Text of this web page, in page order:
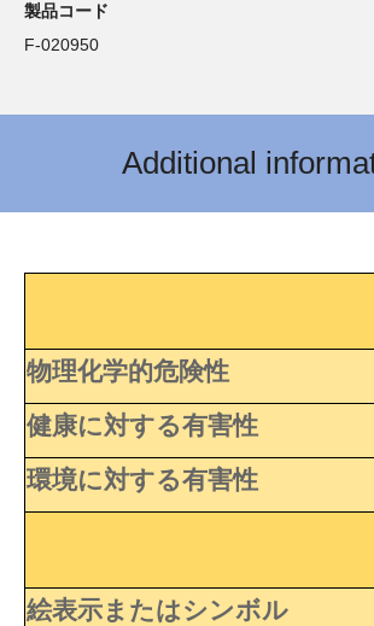
製品コード
F-020950
Additional
物理化学的危険性
健康に対する有害性
環境に対する有害性
絵表示またはシンボル